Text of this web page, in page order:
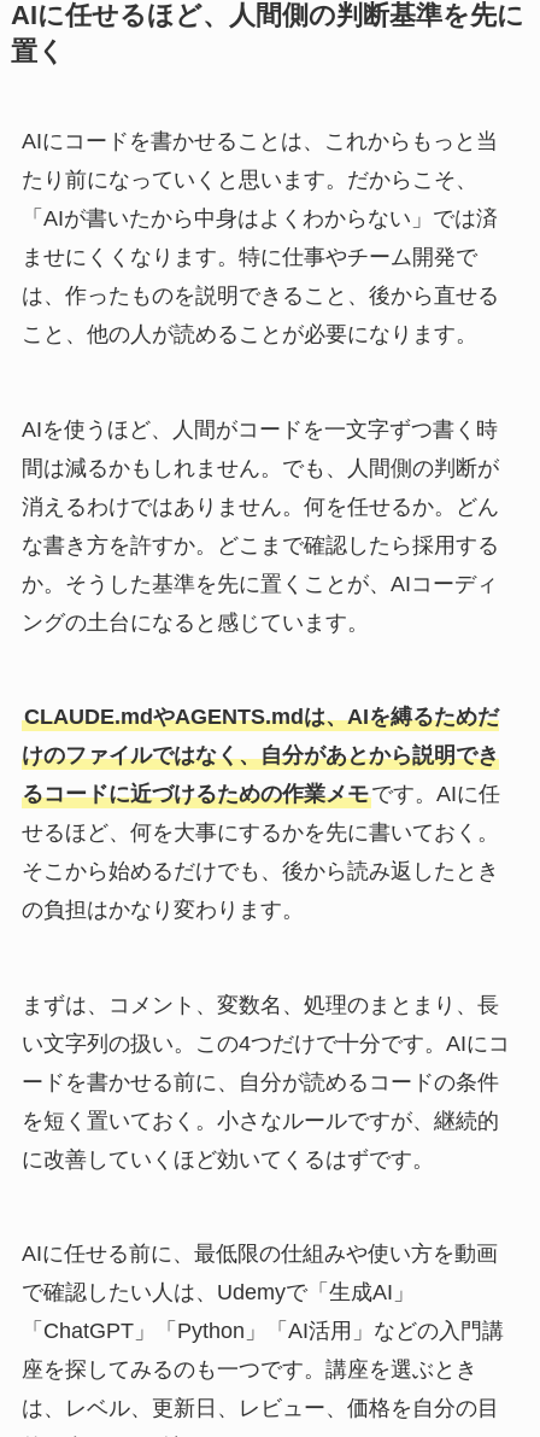
AIに任せるほど、人間側の判断基準を先に
置く
AIにコードを書かせることは、これからもっと当
たり前になっていくと思います。だからこそ、
「AIが書いたから中身はよくわからない」では済
ませにくくなります。特に仕事やチーム開発で
は、作ったものを説明できること、後から直せる
こと、他の人が読めることが必要になります。
AIを使うほど、人間がコードを一文字ずつ書く時
間は減るかもしれません。でも、人間側の判断が
消えるわけではありません。何を任せるか。どん
な書き方を許すか。どこまで確認したら採用する
か。そうした基準を先に置くことが、AIコーディ
ングの土台になると感じています。
CLAUDE.mdやAGENTS.mdは、AIを縛るためだ
けのファイルではなく、自分があとから説明でき
るコードに近づけるための作業メモです。AIに任
せるほど、何を大事にするかを先に書いておく。
そこから始めるだけでも、後から読み返したとき
の負担はかなり変わります。
まずは、コメント、変数名、処理のまとまり、長
い文字列の扱い。この4つだけで十分です。AIにコ
ードを書かせる前に、自分が読めるコードの条件
を短く置いておく。小さなルールですが、継続的
に改善していくほど効いてくるはずです。
AIに任せる前に、最低限の仕組みや使い方を動画
で確認したい人は、Udemyで「生成AI」
「ChatGPT」「Python」「AI活用」などの入門講
座を探してみるのも一つです。講座を選ぶとき
は、レベル、更新日、レビュー、価格を自分の目